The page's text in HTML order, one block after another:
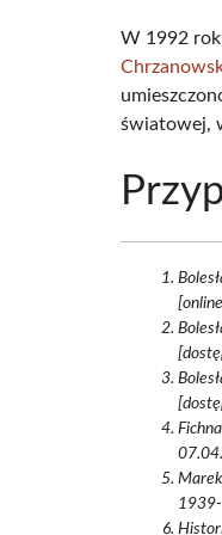
W 1992
światowej,